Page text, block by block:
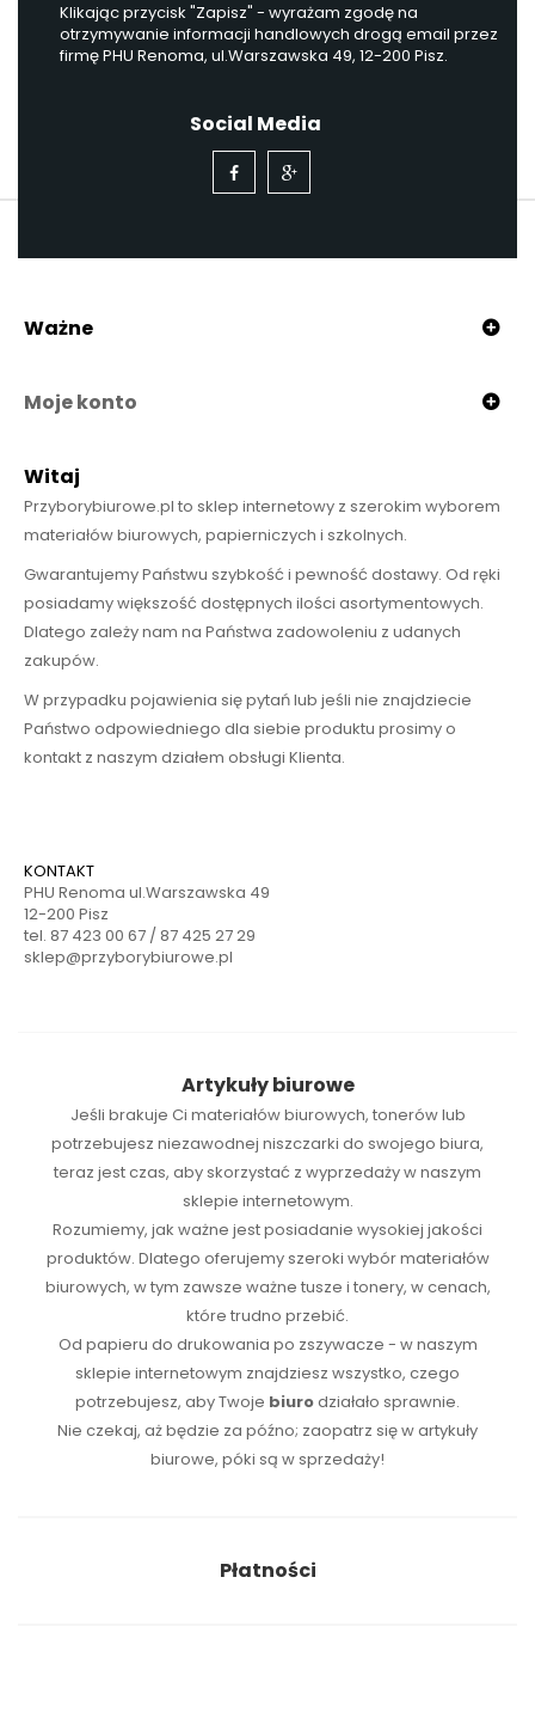
Klikając przycisk "Zapisz" - wyrażam zgodę na
otrzymywanie informacji handlowych drogą email przez
firmę PHU Renoma, ul.Warszawska 49, 12-200 Pisz.
Social Media
Ważne
Moje konto
Witaj
Przyborybiurowe.pl to sklep internetowy z szerokim wyborem
materiałów biurowych, papierniczych i szkolnych.
Gwarantujemy Państwu szybkość i pewność dostawy. Od ręki
posiadamy większość dostępnych ilości asortymentowych.
Dlatego zależy nam na Państwa zadowoleniu z udanych
zakupów.
W przypadku pojawienia się pytań lub jeśli nie znajdziecie
Państwo odpowiedniego dla siebie produktu prosimy o
kontakt z naszym działem obsługi Klienta.
KONTAKT
PHU Renoma ul.Warszawska 49
12-200 Pisz
tel. 87 423 00 67 / 87 425 27 29
sklep@przyborybiurowe.pl
Artykuły biurowe
Jeśli brakuje Ci materiałów biurowych, tonerówlub
potrzebujesz niezawodnej niszczarki do swojego biura,
teraz jest czas, aby skorzystać z wyprzedaży w naszym
sklepie internetowym.
Rozumiemy, jak ważne jest posiadanie wysokiej jakości
produktów. Dlatego oferujemy szeroki wybór materiałów
biurowych, w tym zawsze ważne tusze i tonery, w cenach,
które trudno przebić.
Od papieru do drukowania po zszywacze - w naszym
sklepie internetowym znajdziesz wszystko, czego
potrzebujesz, aby Twoje biurodziałało sprawnie.
Nie czekaj, aż będzie za późno; zaopatrz się w artykuły
biurowe, póki są w sprzedaży!
Płatności